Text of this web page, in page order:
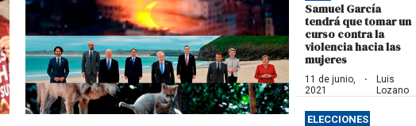
Samuel García
tendrá que tomar un
curso contra la
violencia hacia las
mujeres
11 de junio,
2021
·
Luis
Lozano
ELECCIONES